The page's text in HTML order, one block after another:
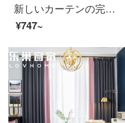
新しいカーテンの完成品は全部遮光しました。厚いカーテンと黒い糸を混ぜて織ります。簡単に北欧のサンバイザーカーテンと寝室のリビングホールにホックを取り付けて、多彩なベージュ色をオーダーメードします。80%遮光します。1メートル幅の価格です。
¥747~